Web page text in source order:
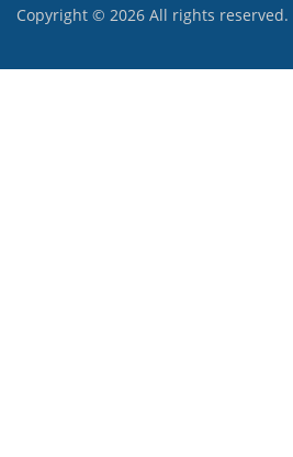
Copyright © 2026 All rights reserved.